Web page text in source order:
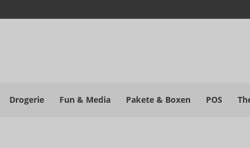
Drogerie Fun & Media Pakete & Boxen POS